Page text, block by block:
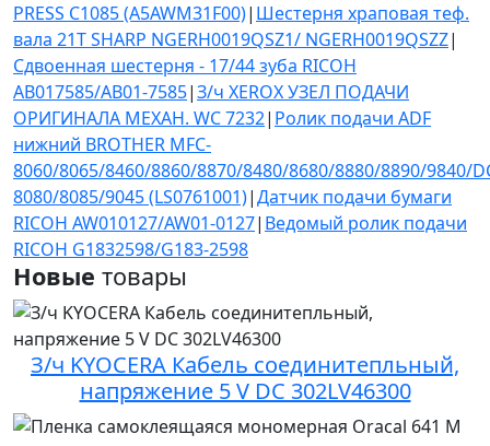
PRESS C1085 (A5AWM31F00)| Шестерня храповая теф.
вала 21T SHARP NGERH0019QSZ1/ NGERH0019QSZZ|
Сдвоенная шестерня - 17/44 зуба RICOH
AB017585/AB01-7585|З/ч XEROX УЗЕЛ ПОДАЧИ
ОРИГИНАЛА МЕХАН. WC 7232| Ролик подачи ADF
нижний BROTHER MFC-
8060/8065/8460/8860/8870/8480/8680/8880/8890/9840/
8080/8085/9045 (LS0761001)|Датчик подачи бумаги
RICOH AW010127/AW01-0127| Ведомый ролик подачи
RICOH G1832598/G183-2598
Новые товары
З/ч KYOCERA Кабель соединитепльный,
напряжение 5 V DC 302LV46300